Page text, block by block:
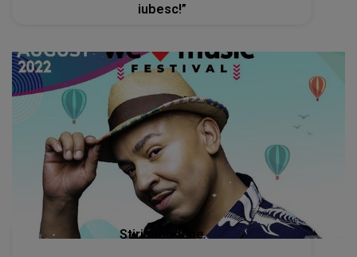
iubesc!”
Stiri mondene